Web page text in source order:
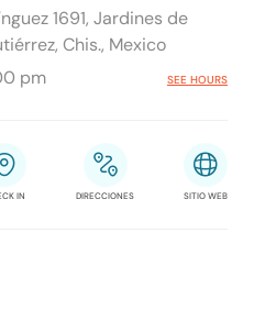
1691, Jardines de
Chis., Mexico
pm SEE HOURS
IN DIRECCIONES SITIO WEB